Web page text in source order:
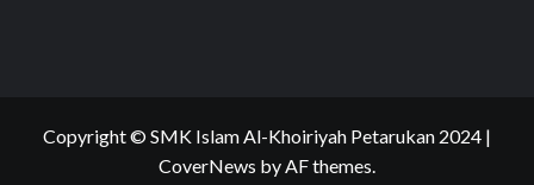
Copyright © SMK Islam Al-Khoiriyah Petarukan 2024 |
CoverNews by AF themes.